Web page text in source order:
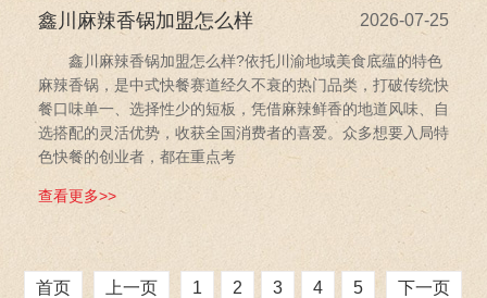
2026-07-25
鑫川麻辣香锅加盟怎么样
鑫川麻辣香锅加盟怎么样?依托川渝地域美食底蕴的特色
麻辣香锅，是中式快餐赛道经久不衰的热门品类，打破传统快
餐口味单一、选择性少的短板，凭借麻辣鲜香的地道风味、自
选搭配的灵活优势，收获全国消费者的喜爱。众多想要入局特
色快餐的创业者，都在重点考
查看更多>>
首页 上一页 1 2 3 4 5
下一页